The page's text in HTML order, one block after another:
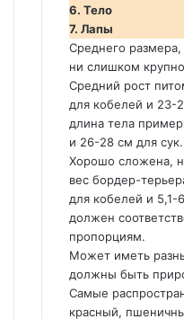
6. Тело
7. Лапы
Среднего
ни слишком
Средний рост
для кобелей и 23-
длина тела
и 26-28 см для сук.
Хорошо сложена,
вес бордер-
для кобелей и 5,1-
должен
пропорциям.
Может иметь
должны быть
Самые
красный,